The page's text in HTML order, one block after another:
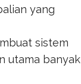
yang
sistem
utama banyak